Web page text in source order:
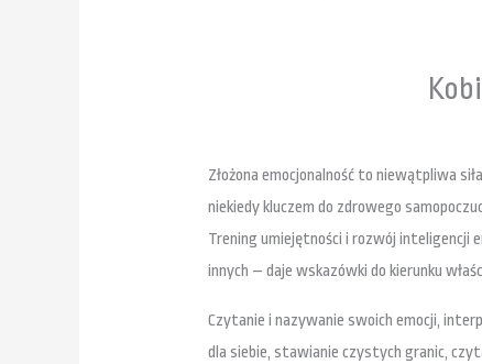
Złożona emocjonalność to niewątpliwa
niekiedy kluczem do zdrowego
Trening umiejętności i rozwój inteligencji
innych – daje wskazówki do kierunku
Czytanie i nazywanie swoich emocji,
dla siebie, stawianie czystych granic,